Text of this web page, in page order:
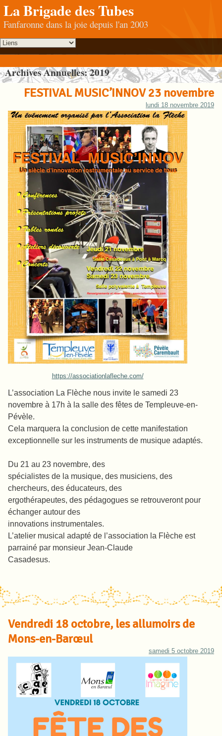
La Brigade des Tubes
Fanfaronne dans la joie depuis l'an 2003
Archives Annuelles:2019
FESTIVAL MUSIC’INNOV 23 novembre
lundi 18 novembre 2019
https://associationlafleche.com/
L’association La Flèche nous invite le samedi 23
novembre à 17h à la salle des fêtes de Templeuve-en-
Pévèle.
Cela marquera la conclusion de cette manifestation
exceptionnelle sur les instruments de musique adaptés.
Du 21 au 23 novembre, des
spécialistes de la musique, des musiciens, des
chercheurs, des éducateurs, des
ergothérapeutes, des pédagogues se retrouveront pour
échanger autour des
innovations instrumentales.
L’atelier musical adapté de l’association la Flèche est
parrainé par monsieur Jean-Claude
Casadesus.
Vendredi 18 octobre, les allumoirs de
Mons-en-Barœul
samedi 5 octobre 2019